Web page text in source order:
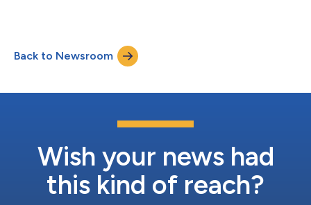
programma's mogelijk maakt om op schaal te komen, waarbij
focus, snelheid en verantwoordelijkheid behouden blijven. Deze
strategische combinatie brengt complementai...
Back to Newsroom
Wish your news had
this kind of reach?